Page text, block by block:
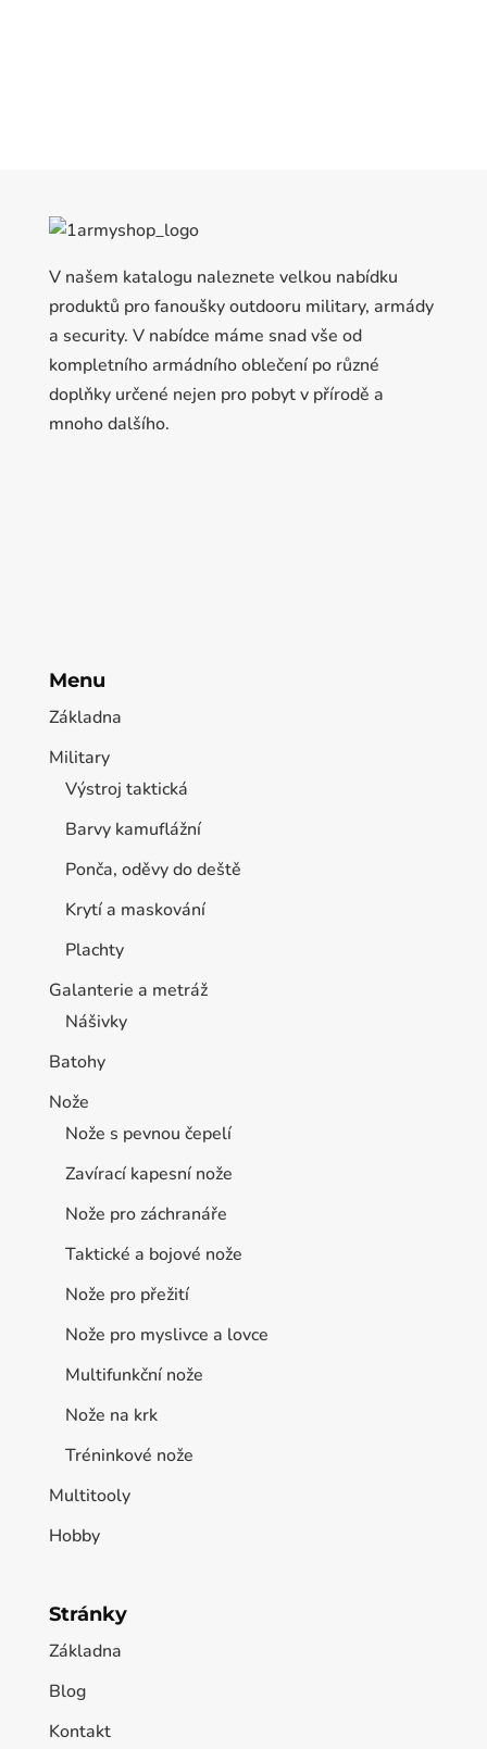
V našem katalogu naleznete velkou nabídku
produktů pro fanoušky outdooru military, armády
a security. V nabídce máme snad vše od
kompletního armádního oblečení po různé
doplňky určené nejen pro pobyt v přírodě a
mnoho dalšího.
Menu
Základna
Military
Výstroj taktická
Barvy kamuflážní
Ponča, oděvy do deště
Krytí a maskování
Plachty
Galanterie a metráž
Nášivky
Batohy
Nože
Nože s pevnou čepelí
Zavírací kapesní nože
Nože pro záchranáře
Taktické a bojové nože
Nože pro přežití
Nože pro myslivce a lovce
Multifunkční nože
Nože na krk
Tréninkové nože
Multitooly
Hobby
Stránky
Základna
Blog
Kontakt